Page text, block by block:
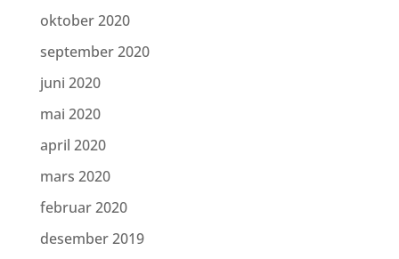
oktober 2020
september 2020
juni 2020
mai 2020
april 2020
mars 2020
februar 2020
desember 2019